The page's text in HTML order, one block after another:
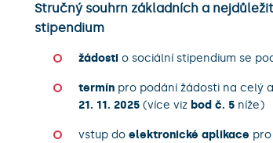
Stručný souhrn základních a
stipendium
žádostio sociální stipendium se
termínpro podání žádosti na celý
21. 11. 2025(více viz bod č. 5níže)
vstup do elektronické aplikace